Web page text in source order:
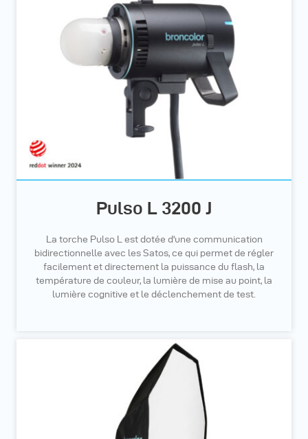
Pulso L 3200 J
La torche Pulso L est dotée d'une communication
bidirectionnelle avec les Satos, ce qui permet de régler
facilement et directement la puissance du flash, la
température de couleur, la lumière de mise au point, la
lumière cognitive et le déclenchement de test.